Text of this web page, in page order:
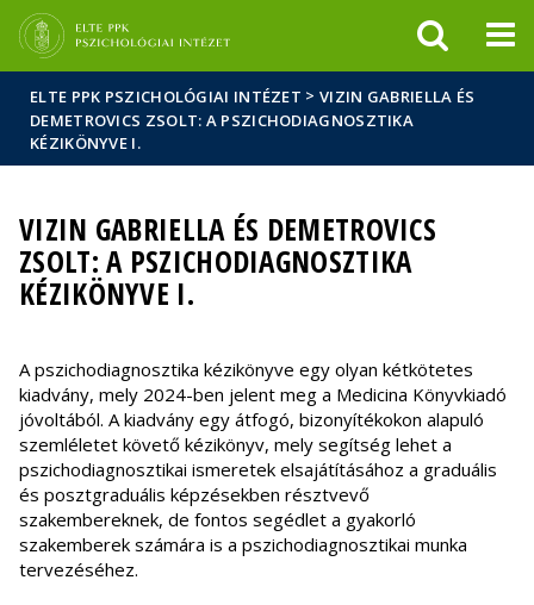
sajtóban
ELTE PPK PSZICHOLÓGIAI INTÉZET > VIZIN GABRIELLA ÉS
DEMETROVICS ZSOLT: A PSZICHODIAGNOSZTIKA
KÉZIKÖNYVE I.
VIZIN GABRIELLA ÉS DEMETROVICS
ZSOLT: A PSZICHODIAGNOSZTIKA
KÉZIKÖNYVE I.
A pszichodiagnosztika kézikönyve egy olyan kétkötetes
kiadvány, mely 2024-ben jelent meg a Medicina Könyvkiadó
jóvoltából. A kiadvány egy átfogó, bizonyítékokon alapuló
szemléletet követő kézikönyv, mely segítség lehet a
pszichodiagnosztikai ismeretek elsajátításához a graduális
és posztgraduális képzésekben résztvevő
szakembereknek, de fontos segédlet a gyakorló
szakemberek számára is a pszichodiagnosztikai munka
tervezéséhez.